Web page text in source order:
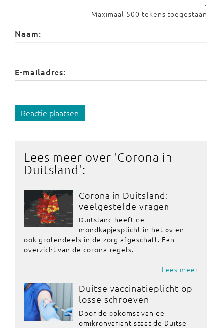
Maximaal 500 tekens toegestaan
Naam:
E-mailadres:
Reactie plaatsen
Lees meer over 'Corona in
Duitsland':
Corona in Duitsland:
veelgestelde vragen
Duitsland heeft de
mondkapjesplicht in het ov en
ook grotendeels in de zorg afgeschaft. Een
overzicht van de corona-regels.
Lees meer
Duitse vaccinatieplicht op
losse schroeven
Door de opkomst van de
omikronvariant staat de Duitse